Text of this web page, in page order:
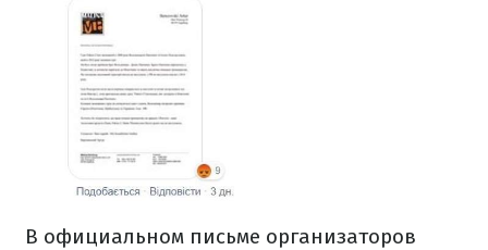
В официальном письме организаторов